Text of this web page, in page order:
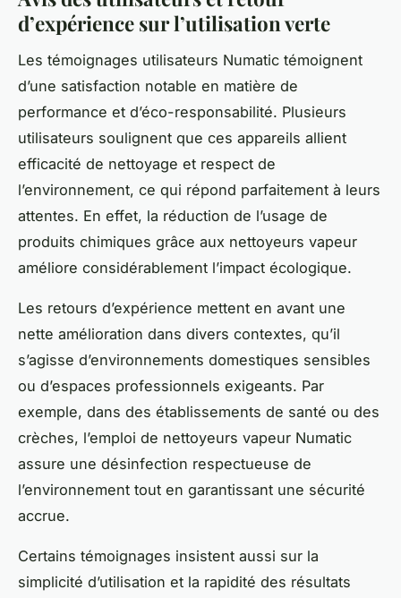
d’expérience sur l’utilisation verte
Les témoignages utilisateurs Numatic témoignent
d’une satisfaction notable en matière de
performance et d’éco-responsabilité. Plusieurs
utilisateurs soulignent que ces appareils allient
efficacité de nettoyage et respect de
l’environnement, ce qui répond parfaitement à leurs
attentes. En effet, la réduction de l’usage de
produits chimiques grâce aux nettoyeurs vapeur
améliore considérablement l’impact écologique.
Les retours d’expérience mettent en avant une
nette amélioration dans divers contextes, qu’il
s’agisse d’environnements domestiques sensibles
ou d’espaces professionnels exigeants. Par
exemple, dans des établissements de santé ou des
crèches, l’emploi de nettoyeurs vapeur Numatic
assure une désinfection respectueuse de
l’environnement tout en garantissant une sécurité
accrue.
Certains témoignages insistent aussi sur la
simplicité d’utilisation et la rapidité des résultats